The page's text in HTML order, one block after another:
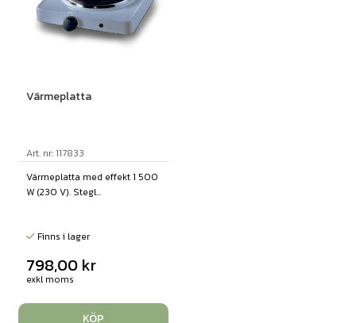
Värmeplatta
Art. nr: 117833
Värmeplatta med effekt 1 500
W (230 V). Stegl...
Finns i lager
798,00 kr
exkl moms
KÖP